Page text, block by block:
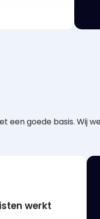
een goede basis. Wij
werkt